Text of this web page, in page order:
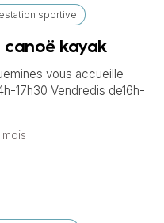
sportive
canoë kayak
vous accueille
17h30 Vendredis de16h-